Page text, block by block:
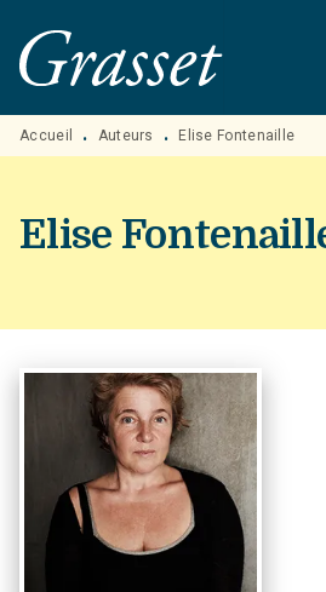
MENU RECHERCHE
PIED DE PAGE
Accueil • Auteurs • Elise Fontenaille
Elise